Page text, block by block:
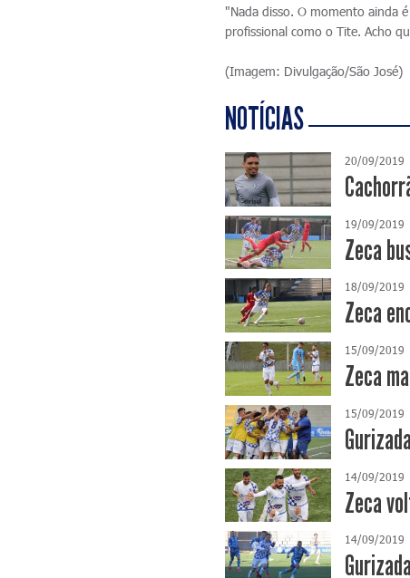
"Nada disso. O momento ainda
profissional como o Tite. Acho
(Imagem: Divulgação/São José)
NOTÍCIAS
20/09/2019
19/09/2019
Zeca
18/09/2019
Zeca
15/09/2019
Zeca
15/09/2019
14/09/2019
Zeca
14/09/2019